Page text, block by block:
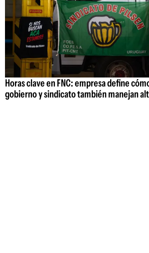
Horas clave en FNC: empresa define
gobierno y sindicato también manejan